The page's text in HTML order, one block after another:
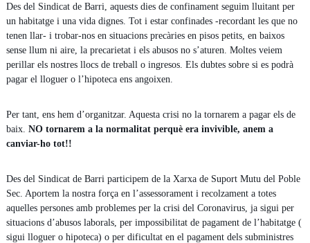
Des del Sindicat de Barri, aquests dies de confinament seguim lluitant per
un habitatge i una vida dignes. Tot i estar confinades -recordant les que no
tenen llar- i trobar-nos en situacions precàries en pisos petits, en baixos
sense llum ni aire, la precarietat i els abusos no s’aturen. Moltes veiem
perillar els nostres llocs de treball o ingresos. Els dubtes sobre si es podrà
pagar el lloguer o l’hipoteca ens angoixen.
Per tant, ens hem d’organitzar. Aquesta crisi no la tornarem a pagar els de
baix. NO tornarem a la normalitat perquè era invivible, anem a
canviar-ho tot!!
Des del Sindicat de Barri participem de la Xarxa de Suport Mutu del Poble
Sec. Aportem la nostra força en l’assessorament i recolzament a totes
aquelles persones amb problemes per la crisi del Coronavirus, ja sigui per
situacions d’abusos laborals, per impossibilitat de pagament de l’habitatge (
sigui lloguer o hipoteca) o per dificultat en el pagament dels subministres